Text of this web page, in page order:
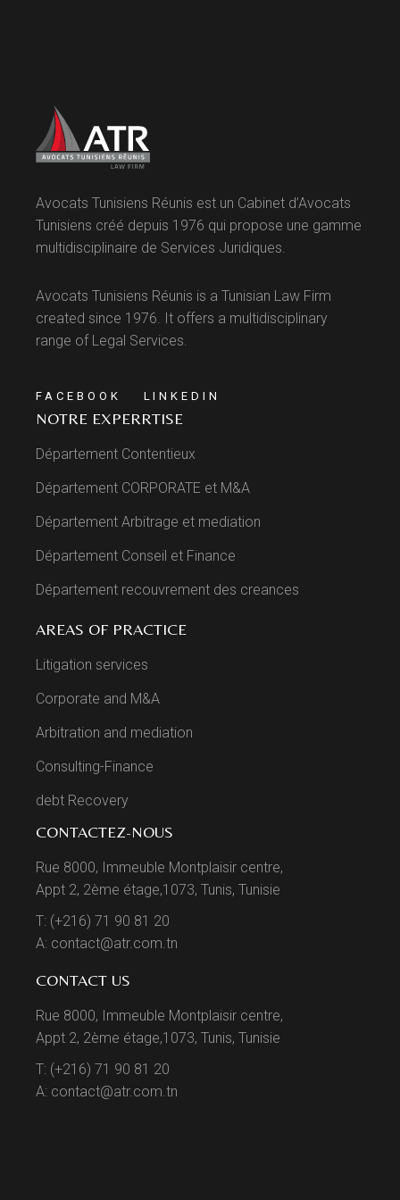
Avocats Tunisiens Réunis est un Cabinet d’Avocats
Tunisiens créé depuis 1976 qui propose une gamme
multidisciplinaire de Services Juridiques.
Avocats Tunisiens Réunis is a Tunisian Law Firm
created since 1976. It offers a multidisciplinary
range of Legal Services.
FACEBOOK LINKEDIN
NOTRE EXPERRTISE
Département Contentieux
Département CORPORATE et M&A
Département Arbitrage et mediation
Département Conseil et Finance
Département recouvrement des creances
AREAS OF PRACTICE
Litigation services
Corporate and M&A
Arbitration and mediation
Consulting-Finance
debt Recovery
CONTACTEZ-NOUS
Rue 8000, Immeuble Montplaisir centre,
Appt 2, 2ème étage,1073, Tunis, Tunisie
T: (+216) 71 90 81 20
A: contact@atr.com.tn
CONTACT US
Rue 8000, Immeuble Montplaisir centre,
Appt 2, 2ème étage,1073, Tunis, Tunisie
T: (+216) 71 90 81 20
A: contact@atr.com.tn